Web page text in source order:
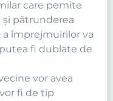
care pemite
pătrunderea
împrejmuirilor va
fi dublate de
vor avea
fi de tip